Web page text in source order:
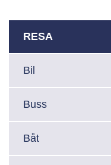
RESA
Bil
Buss
Båt